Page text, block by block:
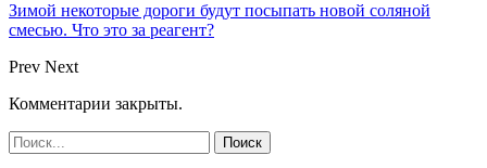
Зимой некоторые дороги будут посыпать новой соляной
смесью. Что это за реагент?
Prev Next
Комментарии закрыты.